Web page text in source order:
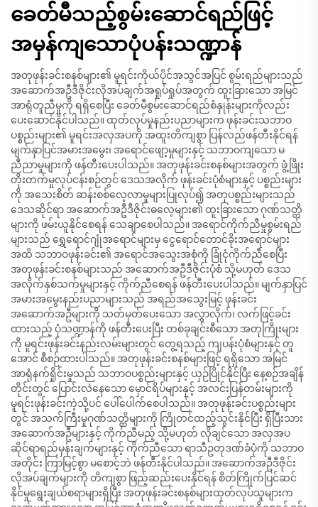
ခေတ်မီသည့်စွမ်းဆောင်ရည်ဖြင့်
အမှန်ကျသောပုံပန်းသဏ္ဍာန်
အတုဖုန်းခင်းစနစ်များ၏ မူရင်းကိုယ်ပိုင်အသွင်အပြင် စွမ်းရည်များသည်
အဆောက်အဦဒီဇိုင်းလိုအပ်ချက်အရှုပ်ရှုပ်အတွက် ထူးခြားသော အမြင်
အာရုံတူညီမှုကို ရရှိစေပြီး ခေတ်မီစွမ်းဆောင်ရည်စံနှုန်းများကိုလည်း
ပေးဆောင်နိုင်ပါသည်။ ထုတ်လုပ်မှုနည်းပညာများက ဖုန်းခင်းသဘာဝ
ပစ္စည်းများ၏ မူရင်းအလှအပကို အထူးတိကျစွာ ပြန်လည်ဖန်တီးနိုင်ရန်
မျက်နှာပြင်အမားအမွေး၊ အရောင်ဖျော့မှုများနှင့် သဘာဝကျသော မ
ညီညာမှုများကို ဖန်တီးပေးပါသည်။ အတုဖုန်းခင်းစနစ်များအတွက် ဖွံ့ဖြိုး
တိုးတက်မှုလုပ်ငန်းစဉ်တွင် ဒေသအလိုက် ဖုန်းခင်းပုံစံများနှင့် ပစ္စည်းများ
ကို အသေးစိတ် ဆန်းစစ်လေ့လာမှုများပြုလုပ်၍ အတုပစ္စည်းများသည်
ဒေသဆိုင်ရာ အဆောက်အဦဒီဇိုင်းဓလေ့များ၏ ထူးခြားသော ဂုဏ်သတ္တိ
များကို ဖမ်းယူနိုင်စေရန် သေချာစေပါသည်။ အရောင်ကိုက်ညီမှုစွမ်းရည်
များသည် ရွှေရောင်ဂျုံအရောင်များမှ ငွေရောင်တောင်ခိုးအရောင်များ
အထိ သဘာဝဖုန်းခင်း၏ အရောင်အသွေးအစုံကို ခြုံငုံကိုက်ညီစေပြီး
အတုဖုန်းခင်းစနစ်များသည် အဆောက်အဦဒီဇိုင်းပုံစံ သို့မဟုတ် ဒေသ
အလိုက်နှစ်သက်မှုများနှင့် ကိုက်ညီစေရန် ဖန်တီးပေးပါသည်။ မျက်နှာပြင်
အမားအမွေးနည်းပညာများသည် အရည်အသွေးမြင့် ဖုန်းခင်း
အဆောက်အဦများကို သတ်မှတ်ပေးသော အလွှာလိုက်၊ လက်ဖြင့်ခင်း
ထားသည့် ပုံသဏ္ဍာန်ကို ဖန်တီးပေးပြီး တစ်ခုချင်းစီသော အတုကြိုးများ
ကို မူရင်းဖုန်းခင်းနည်းလမ်းများတွင် တွေ့ရသည့် ကျပန်းပုံစံများနှင့် တူ
အောင် စီစဉ်ထားပါသည်။ အတုဖုန်းခင်းစနစ်များဖြင့် ရရှိသော အမြင်
အာရုံနက်ရှိုင်းမှုသည် သဘာဝပစ္စည်းများနှင့် ယှဉ်ပြိုင်နိုင်ပြီး နေ့စဉ်အချိန်
တိုင်းတွင် ပြောင်းလဲနေသော မှောင်ရိပ်များနှင့် အလင်းပြန်တမ်းများကို
မူရင်းဖုန်းခင်းကဲ့သို့ပင် ပေါ်ပေါက်စေပါသည်။ အတုဖုန်းခင်းပစ္စည်းများ
တွင် အသက်ကြီးမှုဂုဏ်သတ္တိများကို ကြိုတင်ထည့်သွင်းနိုင်ပြီး ရှိပြီးသား
အဆောက်အဦများနှင့် ကိုက်ညီမည့် သို့မဟုတ် လိုချင်သော အလှအပ
ဆိုင်ရာရည်မှန်းချက်များနှင့် ကိုက်ညီသော ရာသီဥတုဒဏ်ခံပုံကို သဘာဝ
အတိုင်း ကြာမြင့်စွာ မစောင့်ဘဲ ဖန်တီးနိုင်ပါသည်။ အဆောက်အဦဒီဇိုင်း
လိုအပ်ချက်များကို တိကျစွာ ဖြည့်ဆည်းပေးနိုင်ရန် စိတ်ကြိုက်ပြင်ဆင်
နိုင်မှုရွေးချယ်စရာများရှိပြီး အတုဖုန်းခင်းစနစ်များထုတ်လုပ်သူများက